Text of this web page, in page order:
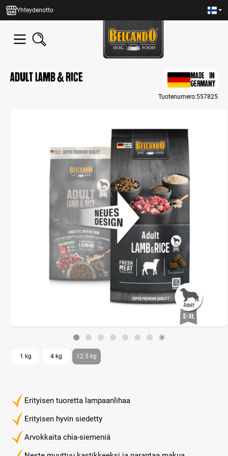
content
Yhteydenotto
Adult Lamb & Rice
MADE IN
GERMANY
Tuotenumero:557825
Erityisen tuoretta lampaanlihaa
Erityisen hyvin siedetty
Arvokkaita chia-siemeniä
1 kg 4 kg 12.5 kg